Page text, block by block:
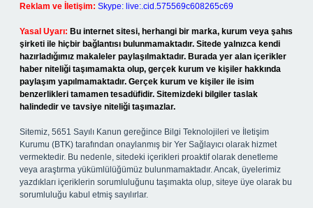
Reklam ve İletişim: Skype: live:.cid.575569c608265c69
Yasal Uyarı: Bu internet sitesi, herhangi bir marka, kurum veya şahıs
şirketi ile hiçbir bağlantısı bulunmamaktadır. Sitede yalnızca kendi
hazırladığımız makaleler paylaşılmaktadır. Burada yer alan içerikler
haber niteliği taşımamakta olup, gerçek kurum ve kişiler hakkında
paylaşım yapılmamaktadır. Gerçek kurum ve kişiler ile isim
benzerlikleri tamamen tesadüfidir. Sitemizdeki bilgiler taslak
halindedir ve tavsiye niteliği taşımazlar.
Sitemiz, 5651 Sayılı Kanun gereğince Bilgi Teknolojileri ve İletişim
Kurumu (BTK) tarafından onaylanmış bir Yer Sağlayıcı olarak hizmet
vermektedir. Bu nedenle, sitedeki içerikleri proaktif olarak denetleme
veya araştırma yükümlülüğümüz bulunmamaktadır. Ancak, üyelerimiz
yazdıkları içeriklerin sorumluluğunu taşımakta olup, siteye üye olarak bu
sorumluluğu kabul etmiş sayılırlar.